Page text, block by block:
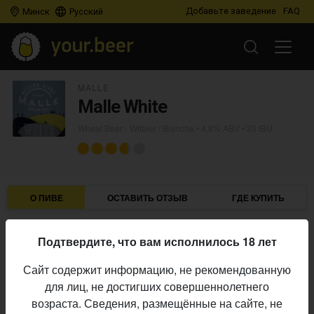
Минск Русский Добавьте заведение FAQ
Malle White
О ПИВЕ ОСТАВИТЬ ОТЗЫВ ГДЕ КУПИТЬ
Пивоварня:
Алкоголь:
4,8%
Горечь:
20 IBU
Начало
Подтвердите, что вам исполнилось 18 лет
Сайт содержит информацию, не рекомендованную
для лиц, не достигших совершеннолетнего
возраста. Сведения, размещённые на сайте, не